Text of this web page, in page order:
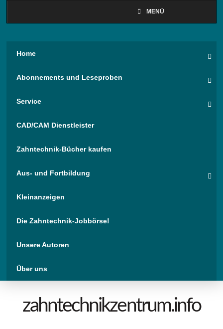
MENÜ
Home
Abonnements und Leseproben
Service
CAD/CAM Dienstleister
Zahntechnik-Bücher kaufen
Aus- und Fortbildung
Kleinanzeigen
Die Zahntechnik-Jobbörse!
Unsere Autoren
Über uns
zahntechnikzentrum.info